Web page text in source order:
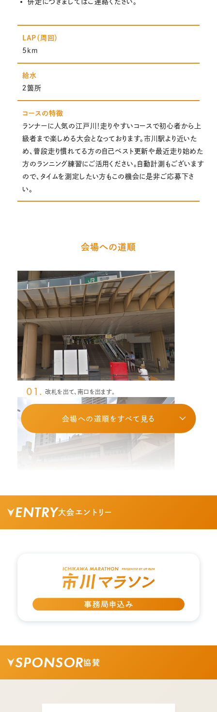
併走につきましてはご連絡ください。
LAP（周回）
5km
給水
２箇所
コースの特徴
ランナーに人気の江戸川！走りやすいコースで初心者から上
級者まで楽しめる大会となっております。市川駅より近いた
め、普段走り慣れてる方の自己ベスト更新や最近走り始めた
方のランニング練習にご活用ください。自動計測もございます
ので、タイムを測定したい方もこの機会に是非ご応募下さ
い。
会場への道順
01. 改札を出て、南口を出ます。
02. 南口を出て矢印の方向に進みます。
03. ヘアーカットのお店の間の通りを直進します。
会場への道順をすべて見る
ENTRY大会エントリー
SPONSOR協賛